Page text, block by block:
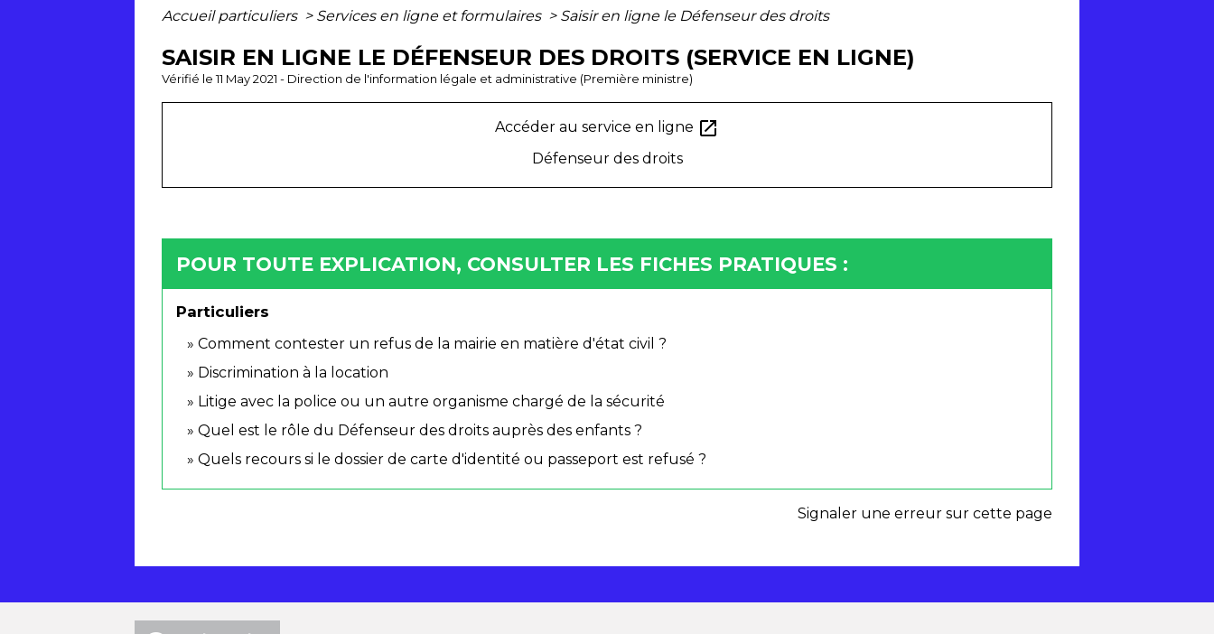
Accueil particuliers > Services en ligne et formulaires > Saisir en ligne le Défenseur des droits
SAISIR EN LIGNE LE DÉFENSEUR DES DROITS (SERVICE EN LIGNE)
Vérifié le 11 May 2021 - Direction de l'information légale et administrative (Première ministre)
Accéder au service en ligne open_in_new
Défenseur des droits
POUR TOUTE EXPLICATION, CONSULTER LES FICHES PRATIQUES :
Particuliers
Comment contester un refus de la mairie en matière d'état civil ?
Discrimination à la location
Litige avec la police ou un autre organisme chargé de la sécurité
Quel est le rôle du Défenseur des droits auprès des enfants ?
Quels recours si le dossier de carte d'identité ou passeport est refusé ?
Signaler une erreur sur cette page